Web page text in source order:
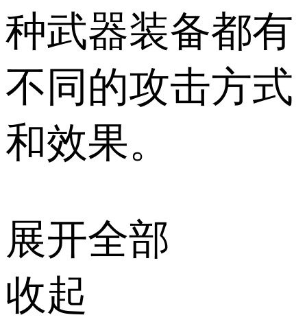
种武器装备都有
不同的攻击方式
和效果。
展开全部
收起